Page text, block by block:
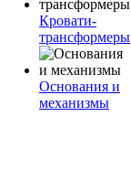
Кровати-
трансформеры
Основания и
механизмы